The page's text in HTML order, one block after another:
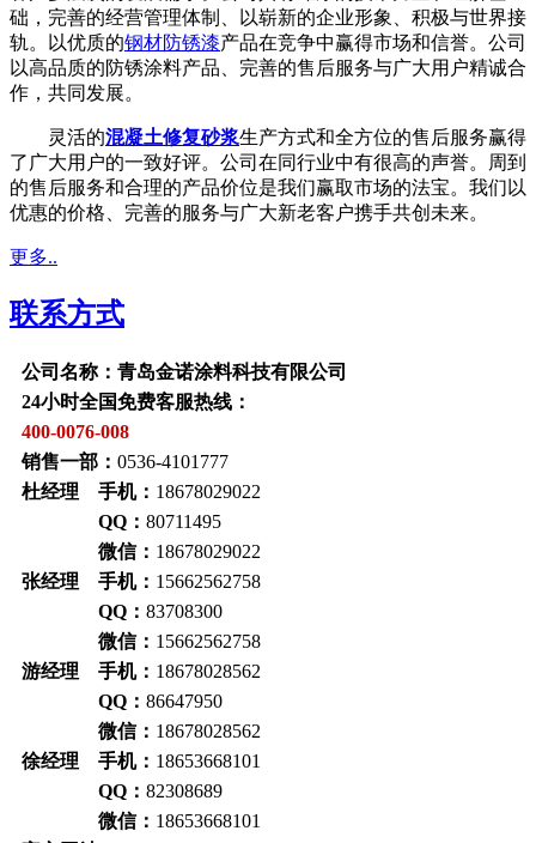
础，完善的经营管理体制、以崭新的企业形象、积极与世界接
轨。以优质的钢材防锈漆产品在竞争中赢得市场和信誉。公司
以高品质的防锈涂料产品、完善的售后服务与广大用户精诚合
作，共同发展。
灵活的混凝土修复砂浆生产方式和全方位的售后服务赢得
了广大用户的一致好评。公司在同行业中有很高的声誉。周到
的售后服务和合理的产品价位是我们赢取市场的法宝。我们以
优惠的价格、完善的服务与广大新老客户携手共创未来。
更多..
联系方式
公司名称：青岛金诺涂料科技有限公司
24小时全国免费客服热线：
400-0076-008
销售一部： 0536-4101777
杜经理 手机： 18678029022
QQ： 80711495
微信： 18678029022
张经理 手机： 15662562758
QQ： 83708300
微信： 15662562758
游经理 手机： 18678028562
QQ： 86647950
微信： 18678028562
徐经理 手机： 18653668101
QQ： 82308689
微信： 18653668101